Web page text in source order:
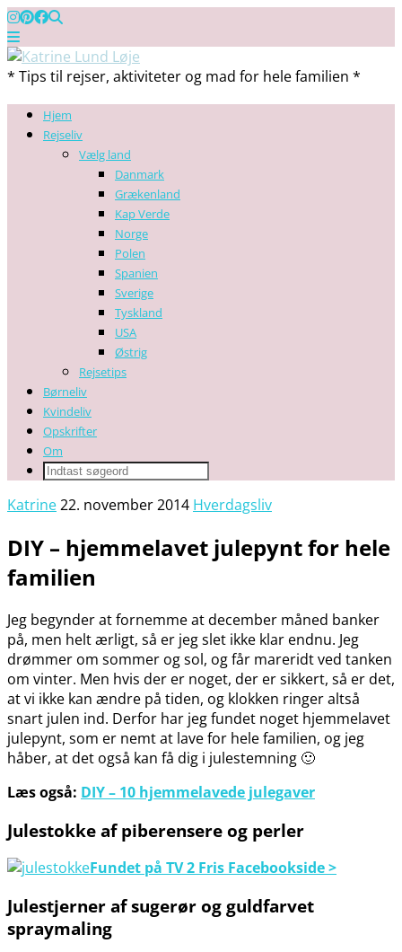
* Tips til rejser, aktiviteter og mad for hele familien *
Hjem
Rejseliv
Vælg land
Danmark
Grækenland
Kap Verde
Norge
Polen
Spanien
Sverige
Tyskland
USA
Østrig
Rejsetips
Børneliv
Kvindeliv
Opskrifter
Om
Katrine22. november 2014 Hverdagsliv
DIY – hjemmelavet julepynt for hele
familien
Jeg begynder at fornemme at december måned banker
på, men helt ærligt, så er jeg slet ikke klar endnu. Jeg
drømmer om sommer og sol, og får mareridt ved tanken
om vinter. Men hvis der er noget, der er sikkert, så er det,
at vi ikke kan ændre på tiden, og klokken ringer altså
snart julen ind. Derfor har jeg fundet noget hjemmelavet
julepynt, som er nemt at lave for hele familien, og jeg
håber, at det også kan få dig i julestemning 🙂
Læs også: DIY – 10 hjemmelavede julegaver
Julestokke af piberensere og perler
Fundet på TV 2 Fris Facebookside >
Julestjerner af sugerør og guldfarvet
spraymaling